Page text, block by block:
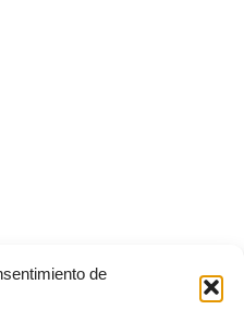
de
Plana